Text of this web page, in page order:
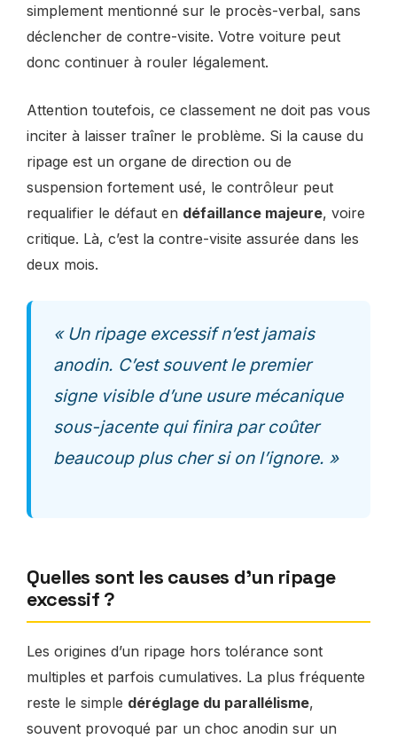
simplement mentionné sur le procès-verbal, sans
déclencher de contre-visite. Votre voiture peut
donc continuer à rouler légalement.
Attention toutefois, ce classement ne doit pas vous
inciter à laisser traîner le problème. Si la cause du
ripage est un organe de direction ou de
suspension fortement usé, le contrôleur peut
requalifier le défaut en défaillance majeure, voire
critique. Là, c’est la contre-visite assurée dans les
deux mois.
« Un ripage excessif n’est jamais
anodin. C’est souvent le premier
signe visible d’une usure mécanique
sous-jacente qui finira par coûter
beaucoup plus cher si on l’ignore. »
Quelles sont les causes d’un ripage
excessif ?
Les origines d’un ripage hors tolérance sont
multiples et parfois cumulatives. La plus fréquente
reste le simple déréglage du parallélisme,
souvent provoqué par un choc anodin sur un